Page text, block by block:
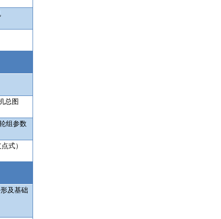
总图
组参数
式）
及基础